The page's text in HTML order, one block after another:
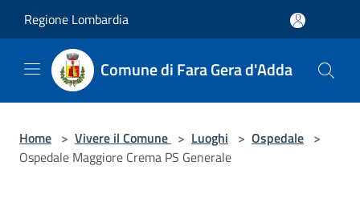
Regione Lombardia
Comune di Fara Gera d'Adda
Home > Vivere il Comune > Luoghi > Ospedale >
Ospedale Maggiore Crema PS Generale